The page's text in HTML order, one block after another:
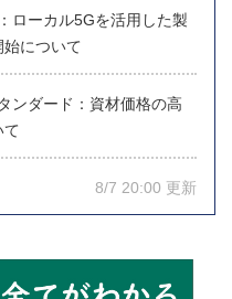
ローカル5Gを活用した製
について
ンダード：資材価格の高
て
8/7 20:00 更新